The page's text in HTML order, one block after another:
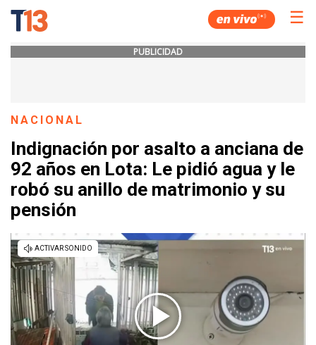
☰
PUBLICIDAD
NACIONAL
Indignación por asalto a anciana de
92 años en Lota: Le pidió agua y le
robó su anillo de matrimonio y su
pensión